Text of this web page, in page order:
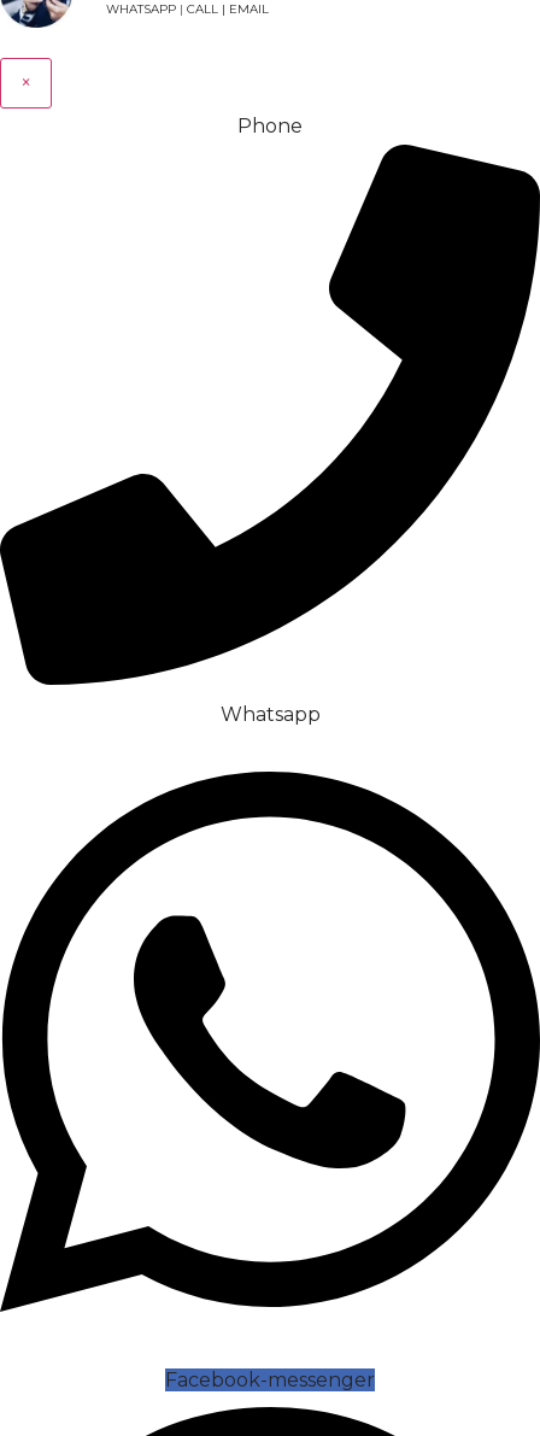
WHATSAPP| CALL | EMAIL
×
Phone
Whatsapp
Facebook-messenger